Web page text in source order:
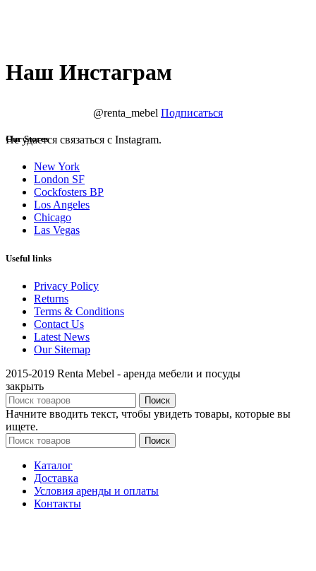
Наш Инстаграм
@renta_mebel Подписаться
Не удается связаться с Instagram.
Our Stores
New York
London SF
Cockfosters BP
Los Angeles
Chicago
Las Vegas
Useful links
Privacy Policy
Returns
Terms & Conditions
Contact Us
Latest News
Our Sitemap
2015-2019 Renta Mebel - аренда мебели и посуды
закрыть
Поиск
Начните вводить текст, чтобы увидеть товары, которые вы
ищете.
Поиск
Каталог
Доставка
Условия аренды и оплаты
Контакты